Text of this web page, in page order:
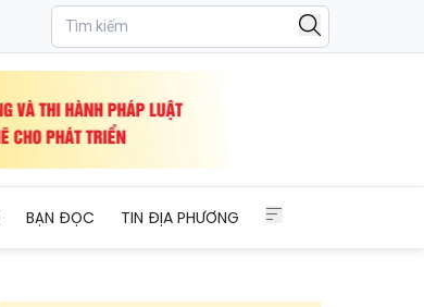
BẠN ĐỌC TIN ĐỊA PHƯƠNG